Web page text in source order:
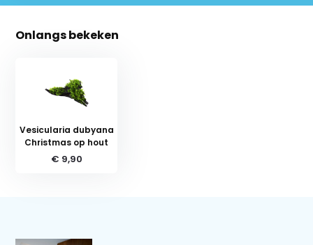
Onlangs bekeken
Vesicularia dubyana
Christmas op hout
€ 9,90